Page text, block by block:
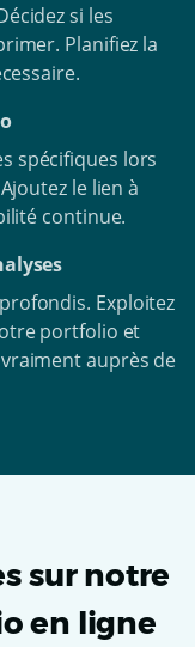
si les
Planifiez la
spécifiques lors
le lien à
continue.
Exploitez
portfolio et
auprès de
sur notre
en ligne